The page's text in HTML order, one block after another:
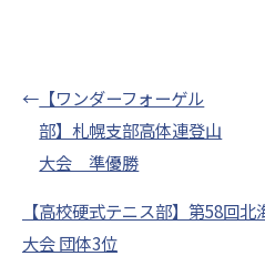
← 【ワンダーフォーゲル
部】札幌支部高体連登山
大会 準優勝
【高校硬式テニス部】第58回
大会 団体3位